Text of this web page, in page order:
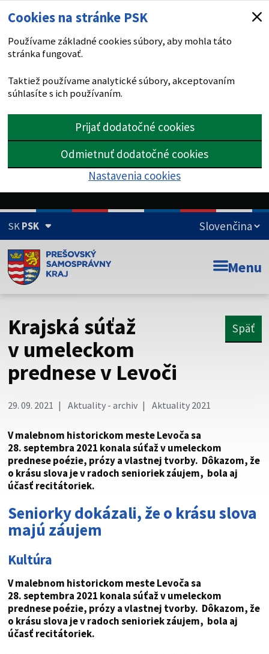
Cookies na stránke PSK
Používame základné cookies súbory, aby mohla táto
stránka fungovať.
Taktiež používame analytické súbory, akceptovaním
súhlasíte s ich používaním.
Prijať dodatočné cookies
Odmietnuť dodatočné cookies
Nastavenia cookies
SKPSK
Doména psk.sk je oficiálna
Toto je oficiálna webová stránka Prešovského
Táto stránka je zabezpečená
Buďte pozorní a vždy sa uistite, že zdieľate informácie iba
cez zabezpečenú webovú stránku. Zabezpečená stránka
Menu
Krajská súťaž
v umeleckom
prednese v Levoči
Späť
29. 09. 2021 Aktuality - archiv Aktuality 2021
V malebnom historickom meste Levoča sa
28. septembra 2021 konala súťaž v umeleckom
prednese poézie, prózy a vlastnej tvorby. Dôkazom, že
o krásu slova je v radoch senioriek záujem, bola aj
účasť recitátoriek.
Seniorky dokázali, že o krásu slova
majú záujem
Kultúra
V malebnom historickom meste Levoča sa
28. septembra 2021 konala súťaž v umeleckom
prednese poézie, prózy a vlastnej tvorby. Dôkazom, že
o krásu slova je v radoch senioriek záujem, bola aj
účasť recitátoriek.